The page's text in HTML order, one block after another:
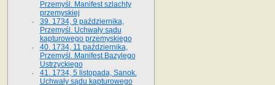
Przemyśl. Manifest szlachty
przemyskiej
39. 1734, 9 października,
Przemyśl. Uchwały sądu
kapturowego przemyskiego
40. 1734, 11 października,
Przemyśl. Manifest Bazylego
Ustrzyckiego
41. 1734, 5 listopada, Sanok.
Uchwały sądu kapturowego